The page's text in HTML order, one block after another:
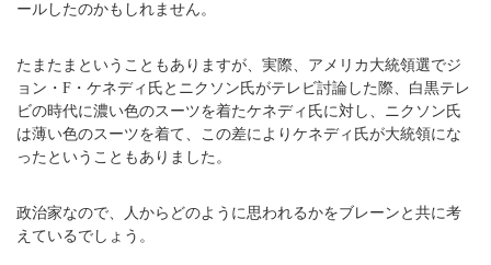
ールしたのかもしれません。
たまたまということもありますが、実際、アメリカ大統領選でジ
ョン・F・ケネディ氏とニクソン氏がテレビ討論した際、白黒テレ
ビの時代に濃い色のスーツを着たケネディ氏に対し、ニクソン氏
は薄い色のスーツを着て、この差によりケネディ氏が大統領にな
ったということもありました。
政治家なので、人からどのように思われるかをブレーンと共に考
えているでしょう。